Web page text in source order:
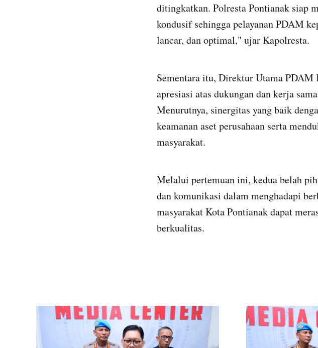
ditingkatkan. Polresta Pontianak siap
kondusif sehingga pelayanan PDAM
lancar, dan optimal," ujar Kapolresta.
Sementara itu, Direktur Utama
apresiasi atas dukungan dan kerja
Menurutnya, sinergitas yang baik
keamanan aset perusahaan serta
masyarakat.
Melalui pertemuan ini, kedua belah
dan komunikasi dalam menghadapi
masyarakat Kota Pontianak dapat
berkualitas.